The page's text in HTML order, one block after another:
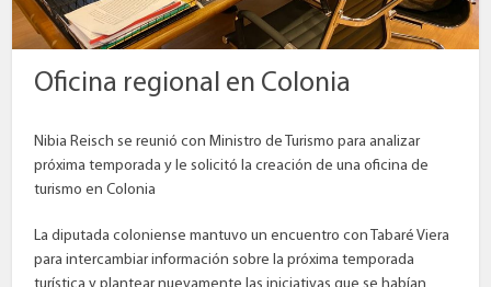
Oficina regional en Colonia
Nibia Reisch se reunió con Ministro de Turismo para analizar
próxima temporada y le solicitó la creación de una oficina de
turismo en Colonia
La diputada coloniense mantuvo un encuentro con Tabaré Viera
para intercambiar información sobre la próxima temporada